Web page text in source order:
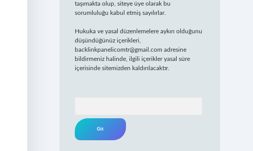
taşımakta olup, siteye üye olarak bu
sorumluluğu kabul etmiş sayılırlar.
Hukuka ve yasal düzenlemelere aykırı olduğunu
düşündüğünüz içerikleri,
backlinkpanelicomtr@gmail.com adresine
bildirmeniz halinde, ilgili içerikler yasal süre
içerisinde sitemizden kaldırılacaktır.